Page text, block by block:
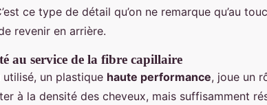
ce type de détail qu’on ne remarque qu’au
revenir en arrière.
au service de la fibre capillaire
utilisé, un plastique haute performance, joue un
à la densité des cheveux, mais suffisamment